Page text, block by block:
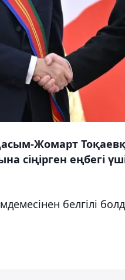
Жомарт
сіңірген еңбегі
белгілі